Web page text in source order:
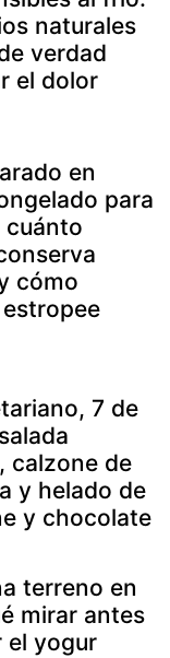
naturales
verdad
el dolor
en
para
cuánto
cómo
7 de
calzone de
y helado de
y chocolate
terreno en
mirar antes
el yogur